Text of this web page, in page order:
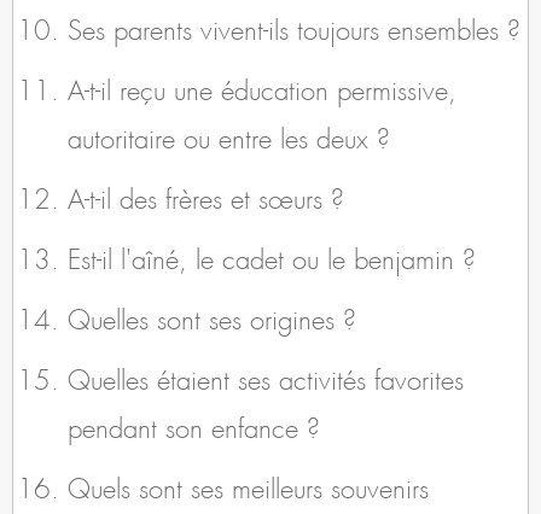
Ses parents vivent-ils toujours ensembles ?
A-t-il reçu une éducation permissive,
autoritaire ou entre les deux ?
A-t-il des frères et sœurs ?
Est-il l'aîné, le cadet ou le benjamin ?
Quelles sont ses origines ?
Quelles étaient ses activités favorites
pendant son enfance ?
Quels sont ses meilleurs souvenirs